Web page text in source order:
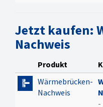
Erfassen von
Wärmebrücken
DIN 4108-2 bzw.
EnEV mit
Erfassen von
Wärmebrücken
Jetzt kaufen:
Nachweis
Produkt
Wärmebrücken-
Nachweis
-